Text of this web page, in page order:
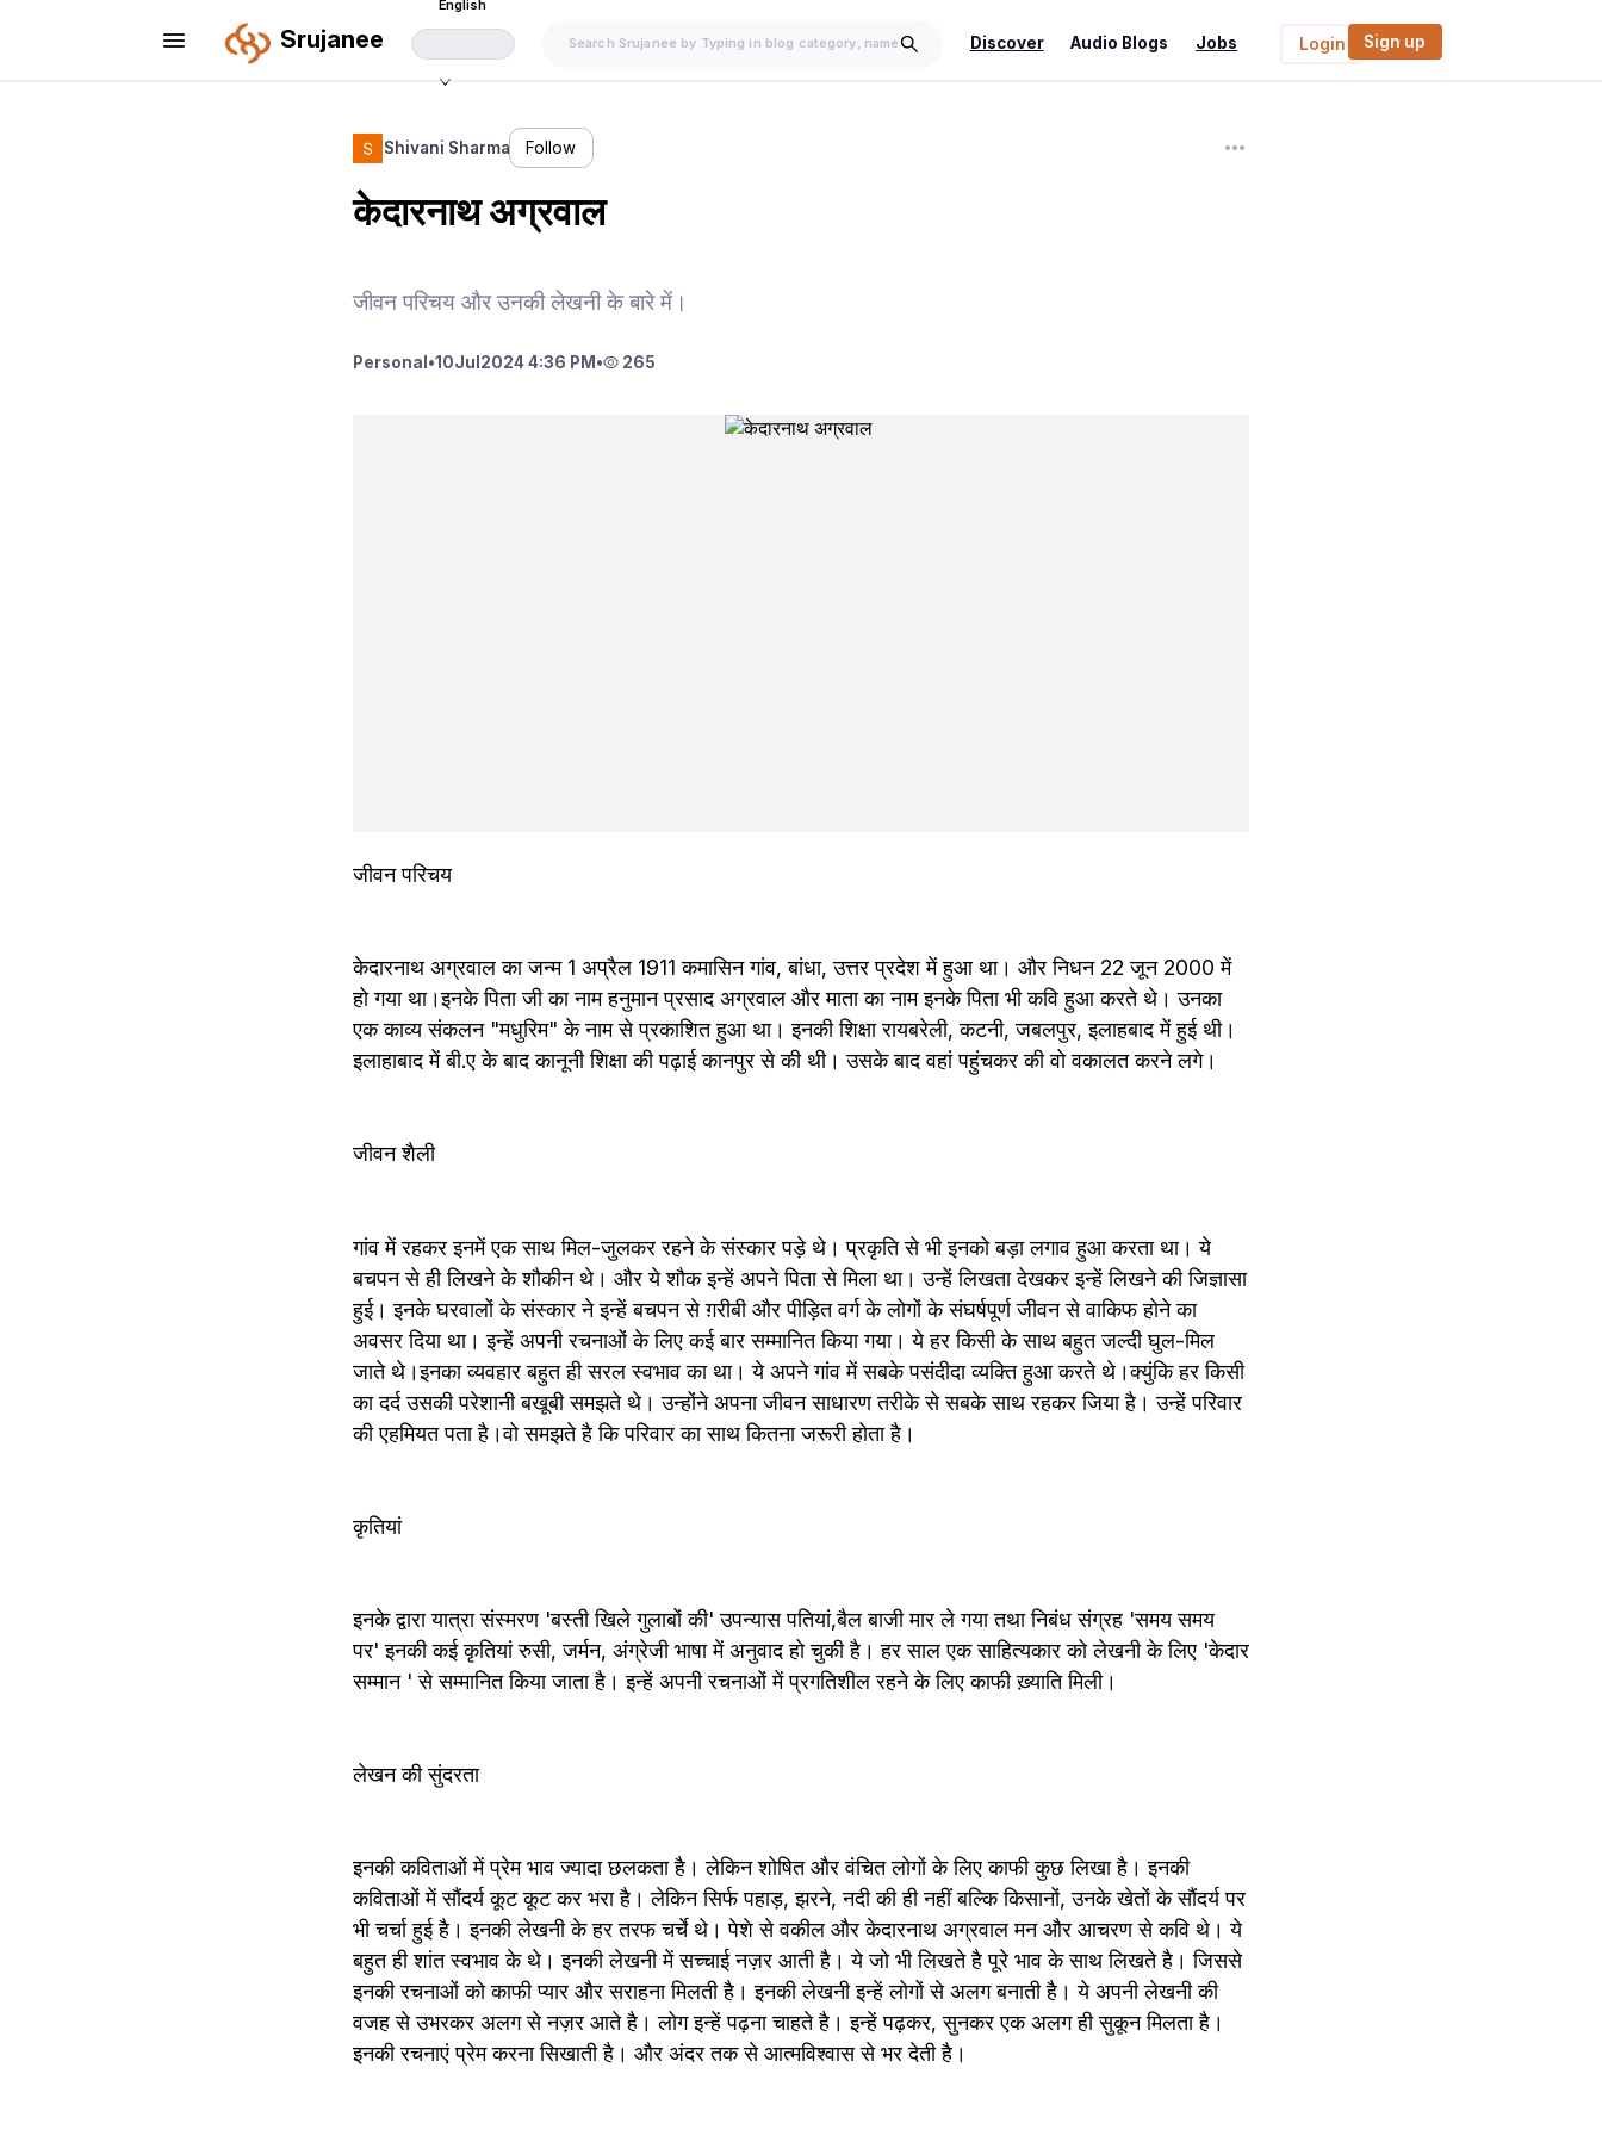
Srujanee
English
Discover Audio Blogs Jobs Login Sign up
Shivani Sharma Follow
केदारनाथ अग्रवाल
जीवन परिचय और उनकी लेखनी के बारे में।
Personal •10Jul 2024 4:36 PM • 265
जीवन परिचय
केदारनाथ अग्रवाल का जन्म 1 अप्रैल 1911 कमासिन गांव, बांधा, उत्तर प्रदेश में हुआ था। और निधन 22 जून 2000 में
हो गया था।इनके पिता जी का नाम हनुमान प्रसाद अग्रवाल और माता का नाम इनके पिता भी कवि हुआ करते थे। उनका
एक काव्य संकलन "मधुरिम" के नाम से प्रकाशित हुआ था। इनकी शिक्षा रायबरेली, कटनी, जबलपुर, इलाहबाद में हुई थी।
इलाहाबाद में बी.ए के बाद कानूनी शिक्षा की पढ़ाई कानपुर से की थी। उसके बाद वहां पहुंचकर की वो वकालत करने लगे।
जीवन शैली
गांव में रहकर इनमें एक साथ मिल-जुलकर रहने के संस्कार पड़े थे। प्रकृति से भी इनको बड़ा लगाव हुआ करता था। ये
बचपन से ही लिखने के शौकीन थे। और ये शौक इन्हें अपने पिता से मिला था। उन्हें लिखता देखकर इन्हें लिखने की जिज्ञासा
हुई। इनके घरवालों के संस्कार ने इन्हें बचपन से ग़रीबी और पीड़ित वर्ग के लोगों के संघर्षपूर्ण जीवन से वाकिफ होने का
अवसर दिया था। इन्हें अपनी रचनाओं के लिए कई बार सम्मानित किया गया। ये हर किसी के साथ बहुत जल्दी घुल-मिल
जाते थे।इनका व्यवहार बहुत ही सरल स्वभाव का था। ये अपने गांव में सबके पसंदीदा व्यक्ति हुआ करते थे।क्युंकि हर किसी
का दर्द उसकी परेशानी बखूबी समझते थे। उन्होंने अपना जीवन साधारण तरीके से सबके साथ रहकर जिया है। उन्हें परिवार
की एहमियत पता है।वो समझते है कि परिवार का साथ कितना जरूरी होता है।
कृतियां
इनके द्वारा यात्रा संस्मरण 'बस्ती खिले गुलाबों की' उपन्यास पतियां,बैल बाजी मार ले गया तथा निबंध संग्रह 'समय समय
पर' इनकी कई कृतियां रुसी, जर्मन, अंग्रेजी भाषा में अनुवाद हो चुकी है। हर साल एक साहित्यकार को लेखनी के लिए 'केदार
सम्मान ' से सम्मानित किया जाता है। इन्हें अपनी रचनाओं में प्रगतिशील रहने के लिए काफी ख़्याति मिली।
लेखन की सुंदरता
इनकी कविताओं में प्रेम भाव ज्यादा छलकता है। लेकिन शोषित और वंचित लोगों के लिए काफी कुछ लिखा है। इनकी
कविताओं में सौंदर्य कूट कूट कर भरा है। लेकिन सिर्फ पहाड़, झरने, नदी की ही नहीं बल्कि किसानों, उनके खेतों के सौंदर्य पर
भी चर्चा हुई है। इनकी लेखनी के हर तरफ चर्चे थे। पेशे से वकील और केदारनाथ अग्रवाल मन और आचरण से कवि थे। ये
बहुत ही शांत स्वभाव के थे। इनकी लेखनी में सच्चाई नज़र आती है। ये जो भी लिखते है पूरे भाव के साथ लिखते है। जिससे
इनकी रचनाओं को काफी प्यार और सराहना मिलती है। इनकी लेखनी इन्हें लोगों से अलग बनाती है। ये अपनी लेखनी की
वजह से उभरकर अलग से नज़र आते है। लोग इन्हें पढ़ना चाहते है। इन्हें पढ़कर, सुनकर एक अलग ही सुकून मिलता है।
इनकी रचनाएं प्रेम करना सिखाती है। और अंदर तक से आत्मविश्वास से भर देती है।